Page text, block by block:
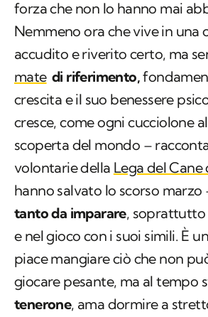
forza che non lo hanno mai
Nemmeno ora che vive in una
accudito e riverito certo, ma
mate di riferimento,
crescita e il suo benessere
cresce, come ogni cucciolone
scoperta del mondo –
volontarie della Lega del Cane
hanno salvato lo scorso marzo
tanto da imparare, soprattutto
e nel gioco con i suoi simili. È
piace mangiare ciò che non
giocare pesante, ma al tempo
tenerone, ama dormire a